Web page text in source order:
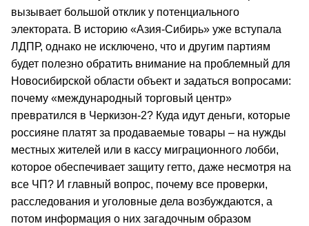
вызывает большой отклик у потенциального
электората. В историю «Азия-Сибирь» уже вступала
ЛДПР, однако не исключено, что и другим партиям
будет полезно обратить внимание на проблемный для
Новосибирской области объект и задаться вопросами:
почему «международный торговый центр»
превратился в Черкизон-2? Куда идут деньги, которые
россияне платят за продаваемые товары – на нужды
местных жителей или в кассу миграционного лобби,
которое обеспечивает защиту гетто, даже несмотря на
все ЧП? И главный вопрос, почему все проверки,
расследования и уголовные дела возбуждаются, а
потом информация о них загадочным образом